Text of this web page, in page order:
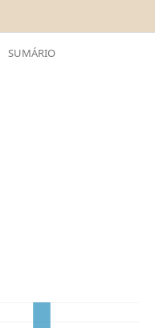
SUMÁRIO